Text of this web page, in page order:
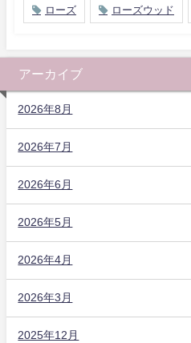
ローズ ローズウッド
アーカイブ
2026年8月
2026年7月
2026年6月
2026年5月
2026年4月
2026年3月
2025年12月